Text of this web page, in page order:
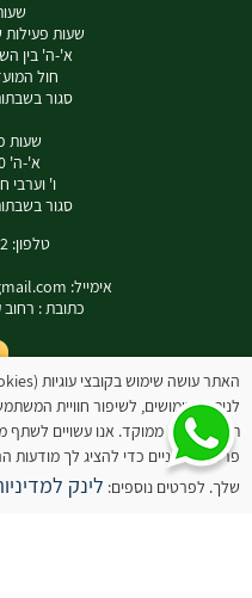
שעות
א'-ה' בין השעות
חול המועד 09:00-
סגור
שעות
א'-ה' 09:00-21:00
ו' וערבי חג 09:00-
סגור
טלפון: 079-5555502
אימייל:
כתובת : רחוב עוזי
המידע באתר זה אינו מהווה תחליף
הטיפול בו. יש לעיין
מומלץ להיוועץ עם רוקח בכל הנוגע
לניתוח שימושים, לשיפור חוויית
תוכן ופרסום ממוקד. אנו עשויים לשתף
פרסום חיצוניים כדי להציג לך מודעות
שלך. לפרטים נוספים: לינק